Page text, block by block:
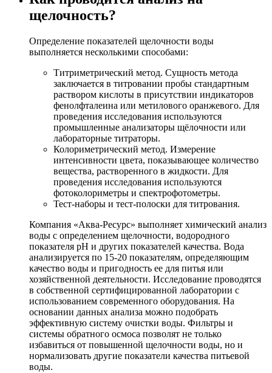
щелочность?
Определение показателей щелочности воды
выполняется несколькими способами:
Титриметрический метод. Сущность метода
заключается в титровании пробы стандартным
раствором кислоты в присутствии индикаторов
фенолфталеина или метилового оранжевого. Для
проведения исследования используются
промышленные анализаторы щёлочности или
лабораторные титраторы.
Колориметрический метод. Измерение
интенсивности цвета, показывающее количество
вещества, растворенного в жидкости. Для
проведения исследования используются
фотоколориметры и спектрофотометры.
Тест-наборы и тест-полоски для титрования.
Компания «Аква-Ресурс» выполняет химический анализ
воды с определением щелочности, водородного
показателя рН и других показателей качества. Вода
анализируется по 15-20 показателям, определяющим
качество воды и пригодность ее для питья или
хозяйственной деятельности. Исследование проводятся
в собственной сертифицированной лаборатории с
использованием современного оборудования. На
основании данных анализа можно подобрать
эффективную систему очистки воды. Фильтры и
системы обратного осмоса позволят не только
избавиться от повышенной щелочности воды, но и
нормализовать другие показатели качества питьевой
воды.